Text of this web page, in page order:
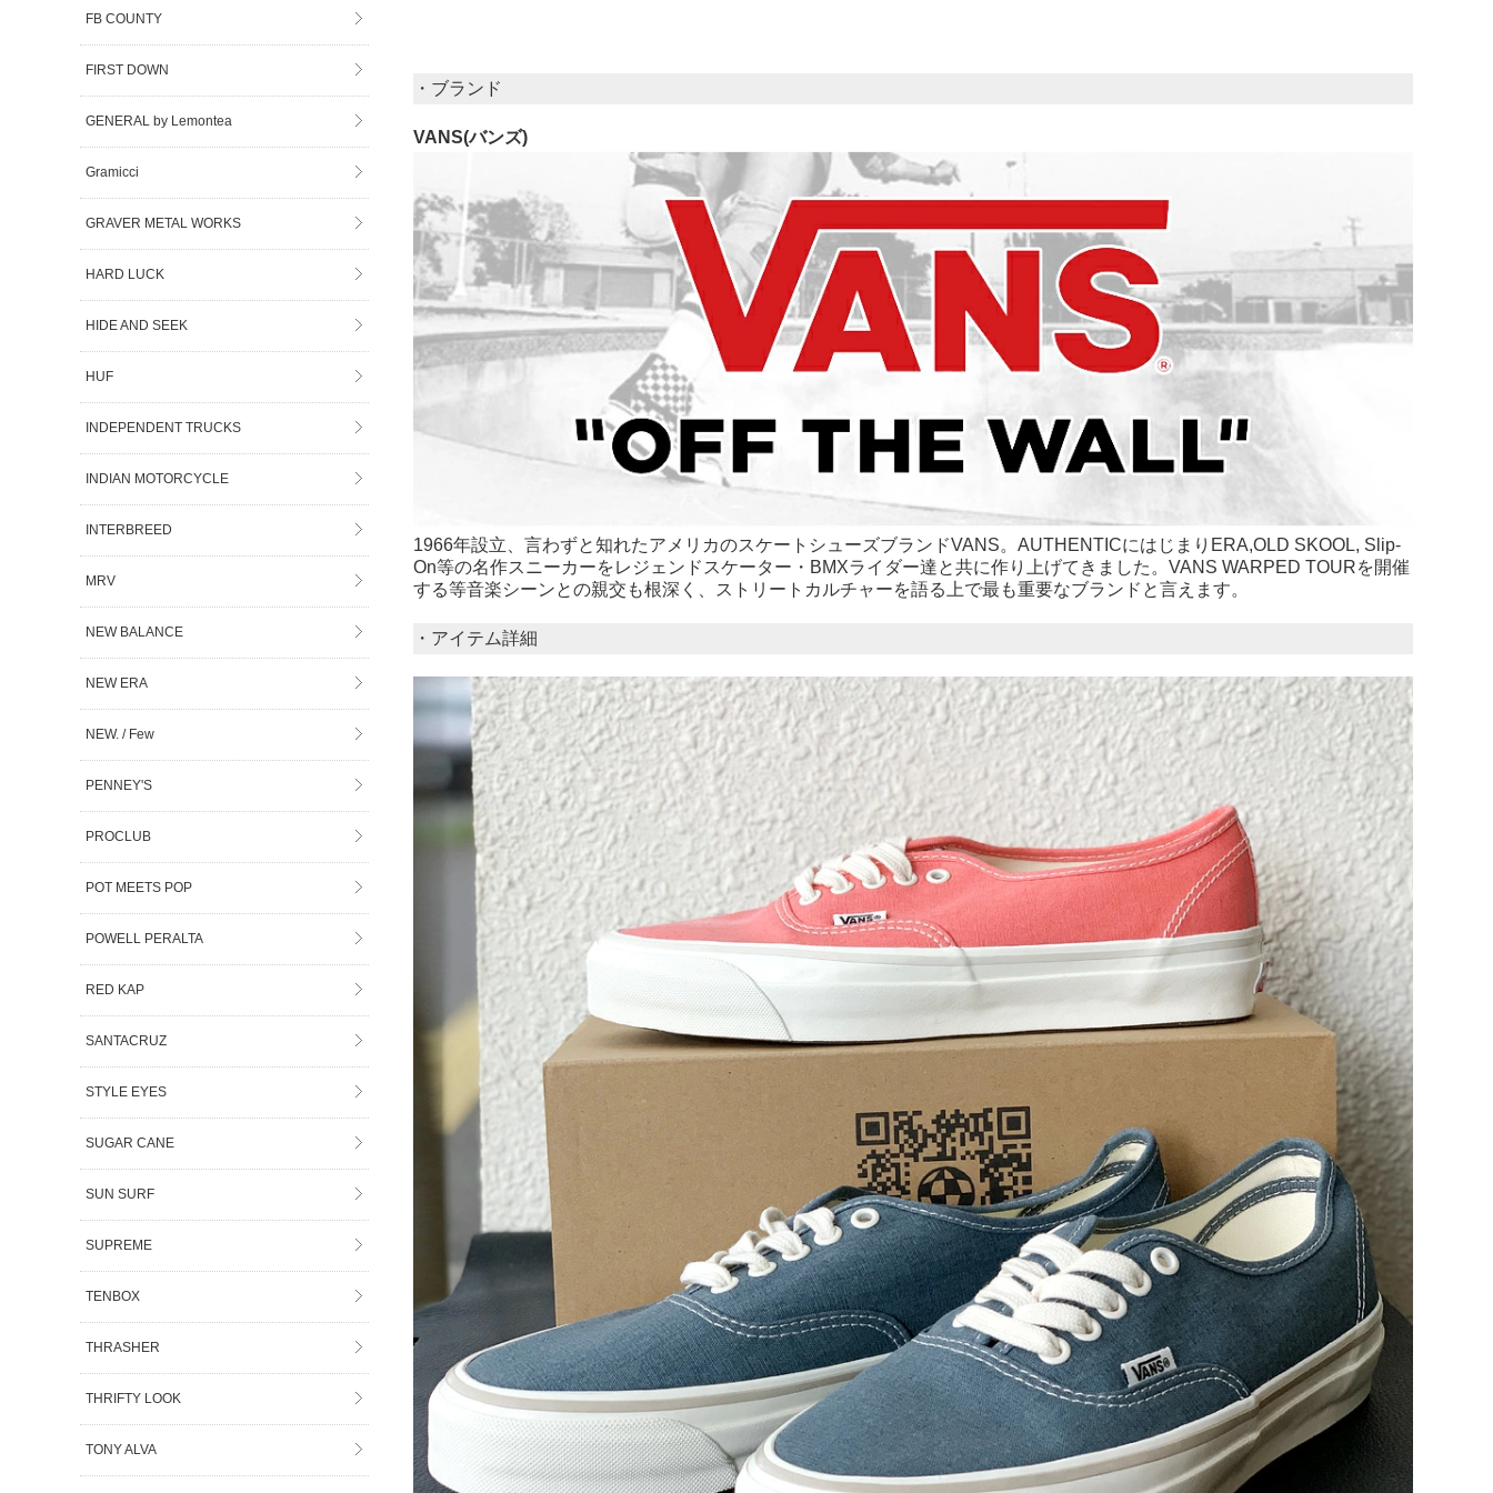
・ブランド
VANS(バンズ)
1966年設立、言わずと知れたアメリカのスケートシューズブランドVANS。AUTHENTICにはじまりERA,OLD SKOOL, Slip-
On等の名作スニーカーをレジェンドスケーター・BMXライダー達と共に作り上げてきました。VANS WARPED TOURを開催
する等音楽シーンとの親交も根深く、ストリートカルチャーを語る上で最も重要なブランドと言えます。
・アイテム詳細
FB COUNTY
FIRST DOWN
GENERAL by Lemontea
Gramicci
GRAVER METAL WORKS
HARD LUCK
HIDE AND SEEK
HUF
INDEPENDENT TRUCKS
INDIAN MOTORCYCLE
INTERBREED
MRV
NEW BALANCE
NEW ERA
NEW. / Few
PENNEY'S
PROCLUB
POT MEETS POP
POWELL PERALTA
RED KAP
SANTACRUZ
STYLE EYES
SUGAR CANE
SUN SURF
SUPREME
TENBOX
THRASHER
THRIFTY LOOK
TONY ALVA